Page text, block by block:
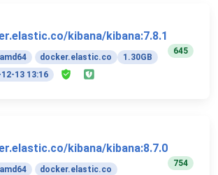
kibana/kibana:7.8.1
docker.elastic.co
1.30GB
13 13:16
645
kibana/kibana:8.7.0
docker.elastic.co
754